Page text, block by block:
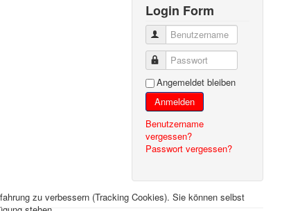
Login Form
Benutzername
Passwort
Angemeldet bleiben
Anmelden
Benutzername
vergessen?
Passwort vergessen?
zu verbessern (Tracking Cookies). Sie können selbst